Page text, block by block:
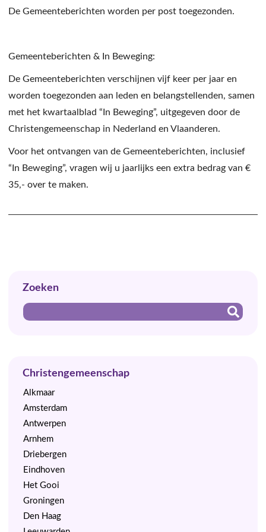
De Gemeenteberichten worden per post toegezonden.
Gemeenteberichten & In Beweging:
De Gemeenteberichten verschijnen vijf keer per jaar en
worden toegezonden aan leden en belangstellenden, samen
met het kwartaalblad “In Beweging”, uitgegeven door de
Christengemeenschap in Nederland en Vlaanderen.
Voor het ontvangen van de Gemeenteberichten, inclusief
“In Beweging”, vragen wij u jaarlijks een extra bedrag van €
35,- over te maken.
Zoeken
Christengemeenschap
Alkmaar
Amsterdam
Antwerpen
Arnhem
Driebergen
Eindhoven
Het Gooi
Groningen
Den Haag